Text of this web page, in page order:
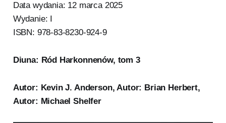
Data wydania: 12 marca 2025
Wydanie: I
ISBN: 978-83-8230-924-9
Diuna: Ród Harkonnenów, tom 3
Autor: Kevin J. Anderson, Autor: Brian Herbert,
Autor: Michael Shelfer